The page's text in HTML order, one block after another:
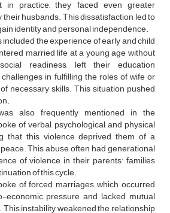
in practice, they faced even greater
husbands. This dissatisfaction led to
identity and personal independence.
the experience of early and child
married life at a young age without
readiness, left their education
in fulfilling the roles of wife or
necessary skills. This situation pushed
also frequently mentioned in the
of verbal, psychological, and physical
that this violence deprived them of a
This abuse often had generational
of violence in their parents' families
of this cycle.
of forced marriages, which occurred
economic pressure and lacked mutual
instability weakened the relationship